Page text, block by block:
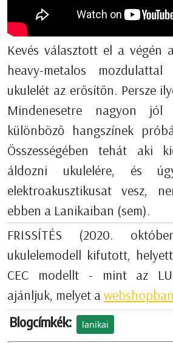
Kevés választott el a végén
heavy-metalos
ukulelét az erősítőn. Persze
Mindenesetre nagyon jól
különböző hangszínek
Összességében tehát aki
áldozni ukulelére, és
elektroakusztikusat vesz,
ebben a Lanikaiban (sem).
FRISSÍTÉS (2020.
ukulelemodell kifutott,
CEC modellt - mint az
ajánljuk, melyet awebshopban
Blogcímkék: lanikai